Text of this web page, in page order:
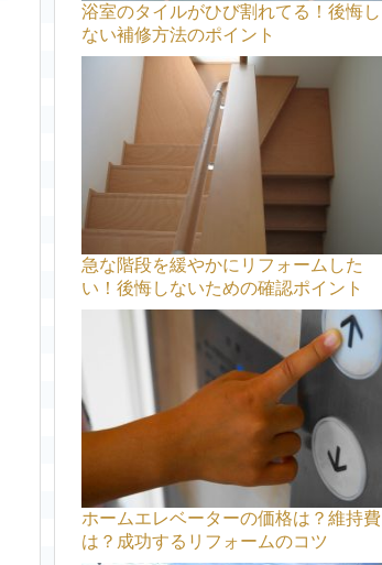
浴室のタイルがひび割れてる！後悔し
ない補修方法のポイント
急な階段を緩やかにリフォームした
い！後悔しないための確認ポイント
ホームエレベーターの価格は？維持費
は？成功するリフォームのコツ